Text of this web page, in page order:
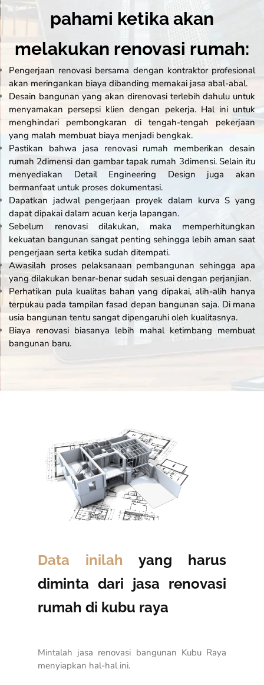
pahami ketika akan
melakukan renovasi rumah:
Pengerjaan renovasi bersama dengan kontraktorprofesional
akan meringankan biaya dibanding memakai jasa abal-abal.
Desain bangunan yang akan direnovasi terlebih dahulu untuk
menyamakan persepsi klien dengan pekerja. Hal ini untuk
menghindari pembongkaran di tengah-tengah pekerjaan
yang malah membuat biaya menjadi bengkak.
Pastikan bahwa jasa renovasi rumah memberikan desain
rumah 2dimensi dan gambar tapak rumah 3dimensi. Selain itu
menyediakan Detail Engineering Design juga akan
bermanfaat untuk proses dokumentasi.
Dapatkan jadwal pengerjaan proyek dalam kurva S yang
dapat dipakai dalam acuan kerja lapangan.
Sebelum renovasi dilakukan, maka memperhitungkan
kekuatan bangunan sangat penting sehingga lebih aman saat
pengerjaan serta ketika sudah ditempati.
Awasilah proses pelaksanaan pembangunan sehingga apa
yang dilakukan benar-benar sudah sesuai dengan perjanjian.
Perhatikan pula kualitas bahan yang dipakai, alih-alih hanya
terpukau pada tampilan fasad depan bangunan saja. Di mana
usia bangunan tentu sangat dipengaruhi oleh kualitasnya.
Biaya renovasi biasanya lebih mahal ketimbang membuat
bangunan baru.
Data inilah yang harus
diminta dari jasa renovasi
rumah di kubu raya
Mintalah jasa renovasi bangunan Kubu Raya
menyiapkan hal-hal ini.